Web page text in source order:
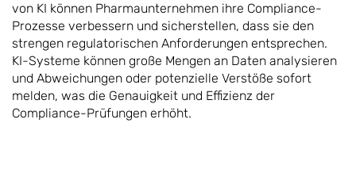
von KI können Pharmaunternehmen ihre Compliance-
Prozesse verbessern und sicherstellen, dass sie den
strengen regulatorischen Anforderungen entsprechen.
KI-Systeme können große Mengen an Daten analysieren
und Abweichungen oder potenzielle Verstöße sofort
melden, was die Genauigkeit und Effizienz der
Compliance-Prüfungen erhöht.